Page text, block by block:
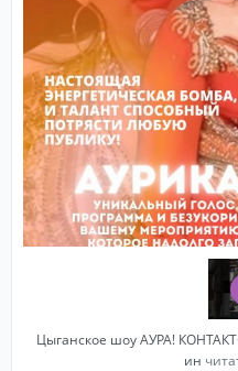
Цыганское шоу АУРА!
ин